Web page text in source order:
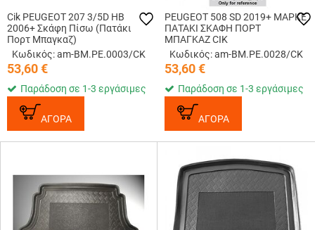
Cik PEUGEOT 207 3/5D HB
2006+ Σκάφη Πίσω (Πατάκι
Πορτ Μπαγκαζ)
Κωδικός: am-BM.PE.0003/CK
53,60€
Παράδοση σε 1-3 εργάσιμες
ΑΓΟΡΑ
PEUGEOT 508 SD 2019+ ΜΑΡΚΕ
ΠΑΤΑΚΙ ΣΚΑΦΗ ΠΟΡΤ
ΜΠΑΓΚΑΖ CIK
Κωδικός: am-BM.PE.0028/CK
53,60€
Παράδοση σε 1-3 εργάσιμες
ΑΓΟΡΑ